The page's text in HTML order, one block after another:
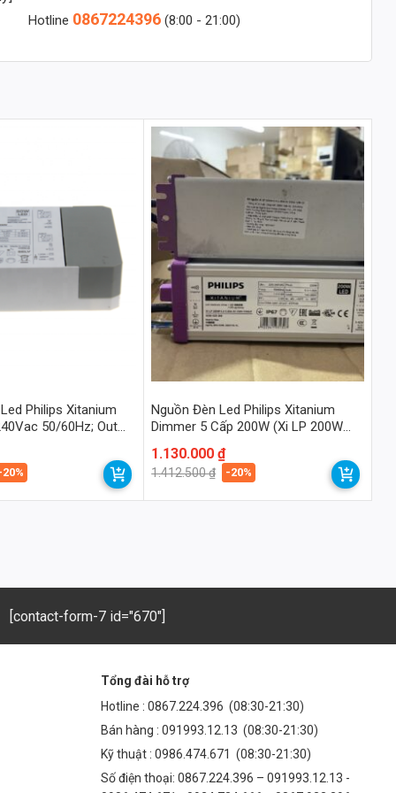
Hotline 0867224396 (8:00 - 21:00)
Philips Xitanium
50/60Hz; Out
Nguồn Đèn Led Philips Xitanium
Dimmer 5 Cấp 200W (Xi LP 200W
1.412.500₫
Giá
gốc
là:
1.130.000₫
Giá
hiện
tại
1.130.000 ₫.
-20%
[contact-form-7 id="670"]
Tổng đài hỗ trợ
Hotline : 0867.224.396 (08:30-21:30)
Bán hàng : 091993.12.13 (08:30-21:30)
Kỹ thuật : 0986.474.671 (08:30-21:30)
Số điện thoại: 0867.224.396 – 091993.12.13 -